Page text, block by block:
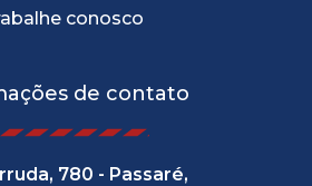
conosco
de contato
780 - Passaré,